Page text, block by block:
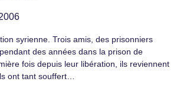
syrienne. Trois amis, des prisonniers
des années dans la prison de
fois depuis leur libération, ils reviennent
ont tant souffert…